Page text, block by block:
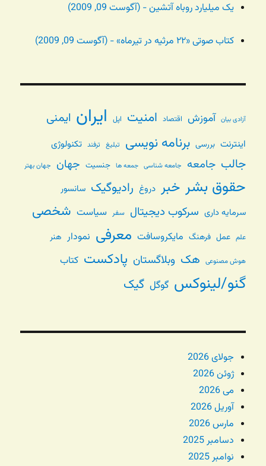
یک میلیارد روباه آتشین - (آگوست 09, 2009)
کتاب صوتی «۲۲ مرثیه در تیرماه» - (آگوست 09, 2009)
آزادی بیان آموزش اقتصاد امنیت اپل ایران ایمنی
اینترنت بررسی برنامه نویسی تبلیغ ترفند تکنولوژی
جالب جامعه جامعه شناسی جمعه ها جنسیت جهان جهان بهتر
حقوق بشر خبر دروغ رادیوگیک سانسور
سرمایه داری سرکوب دیجیتال سفر سیاست شخصی
علم عمل فرهنگ مایکروسافت معرفی نمودار هنر
هوش مصنوعی هک وبلاگستان پادکست کتاب
گنو/لینوکس گوگل گیک
جولای 2026
ژوئن 2026
می 2026
آوریل 2026
مارس 2026
دسامبر 2025
نوامبر 2025